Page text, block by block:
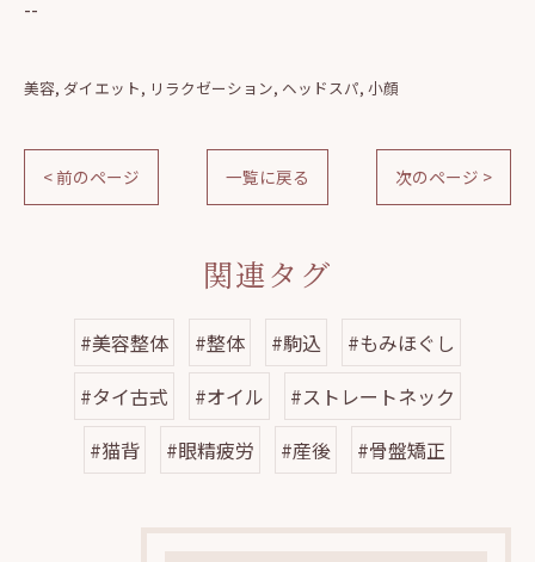
--
美容 ダイエット リラクゼーション ヘッドスパ 小顔
< 前のページ 一覧に戻る 次のページ >
関連タグ
#美容整体 #整体 #駒込
#もみほぐし
#タイ古式
#オイル
#ストレートネック
#猫背
#眼精疲労 #産後 #骨盤矯正